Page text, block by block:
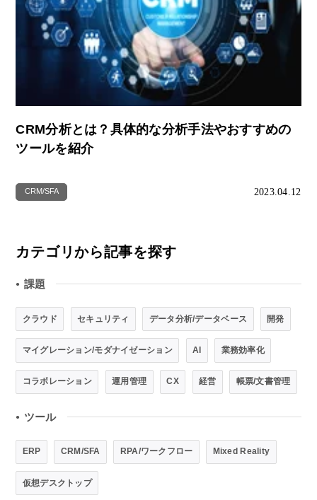
CRM分析とは？具体的な分析手法やおすすめの
ツールを紹介
CRM/SFA 2023.04.12
カテゴリから記事を探す
● 課題
クラウド セキュリティ データ分析/データベース 開発
マイグレーション/モダナイゼーション AI 業務効率化
コラボレーション 運用管理 CX 経営 帳票/文書管理
● ツール
ERP CRM/SFA RPA/ワークフロー Mixed Reality
仮想デスクトップ